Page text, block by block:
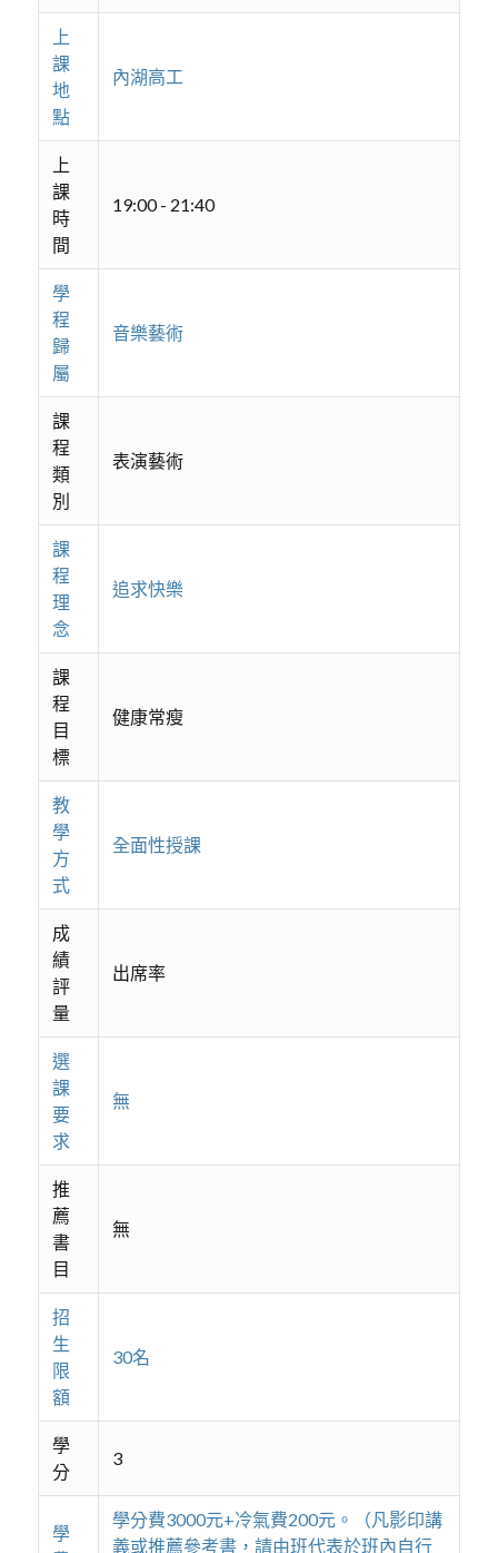
上
課
地
點
內湖高工
上
課
時
間
19:00 - 21:40
學
程
歸
屬
音樂藝術
課
程
類
別
表演藝術
課
程
理
念
追求快樂
課
程
目
標
健康常瘦
教
學
方
式
全面性授課
成
績
評
量
出席率
選
課
要
求
無
推
薦
書
目
無
招
生
限
額
30名
學
分
3
學
學分費3000元+冷氣費200元。（凡影印講
義或推薦參考書，請由班代表於班內自行